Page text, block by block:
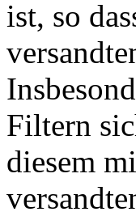
ist, so
Filtern
diesem